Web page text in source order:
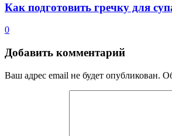
Как подготовить гречку для
0
Добавить комментарий
Ваш адрес email не будет опубликован.